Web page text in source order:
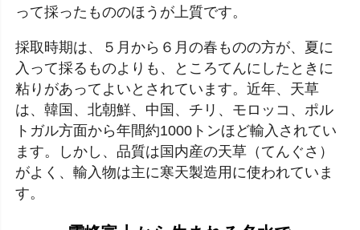
って採ったもののほうが上質です。
採取時期は、５月から６月の春ものの方が、夏に
入って採るものよりも、ところてんにしたときに
粘りがあってよいとされています。近年、天草
は、韓国、北朝鮮、中国、チリ、モロッコ、ポル
トガル方面から年間約1000トンほど輸入されてい
ます。しかし、品質は国内産の天草（てんぐさ）
がよく、輸入物は主に寒天製造用に使われていま
す。